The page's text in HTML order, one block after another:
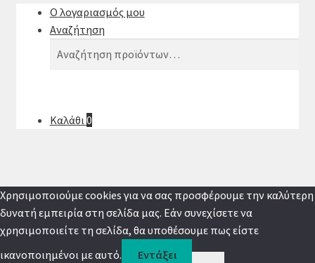
Ο λογαριασμός μου
Αναζήτηση
Αναζήτηση
Αναζήτηση
Καλάθι0
Χρησιμοποιούμε cookies για να σας προσφέρουμε την καλύτερη
δυνατή εμπειρία στη σελίδα μας. Εάν συνεχίσετε να
χρησιμοποιείτε τη σελίδα, θα υποθέσουμε πως είστε
ικανοποιημένοι με αυτό.
Εντάξει